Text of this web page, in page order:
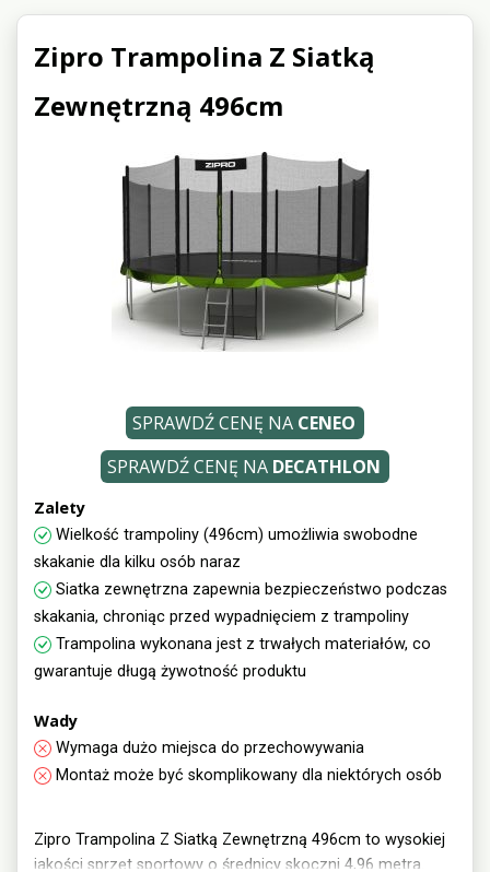
Zipro Trampolina Z Siatką
Zewnętrzną 496cm
Zalety
Wielkość trampoliny (496cm) umożliwia swobodne
skakanie dla kilku osób naraz
Siatka zewnętrzna zapewnia bezpieczeństwo podczas
skakania, chroniąc przed wypadnięciem z trampoliny
Trampolina wykonana jest z trwałych materiałów, co
gwarantuje długą żywotność produktu
Wady
Wymaga dużo miejsca do przechowywania
Montaż może być skomplikowany dla niektórych osób
Zipro Trampolina Z Siatką Zewnętrzną 496cm to wysokiej
jakości sprzęt sportowy o średnicy skoczni 4,96 metra.
SPRAWDŹ CENĘ NA CENEO
SPRAWDŹ CENĘ NA DECATHLON